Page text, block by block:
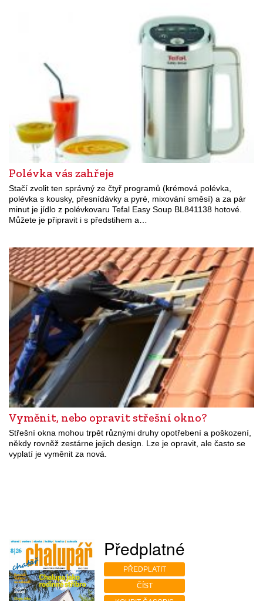
Polévka vás zahřeje
Stačí zvolit ten správný ze čtyř programů (krémová polévka,
polévka s kousky, přesnídávky a pyré, mixování směsí) a za pár
minut je jídlo z polévkovaru Tefal Easy Soup BL841138 hotové.
Můžete je připravit i s předstihem a…
Vyměnit, nebo opravit střešní okno?
Střešní okna mohou trpět různými druhy opotřebení a poškození,
někdy rovněž zestárne jejich design. Lze je opravit, ale často se
vyplatí je vyměnit za nová.
Předplatné
PŘEDPLATIT
ČÍST